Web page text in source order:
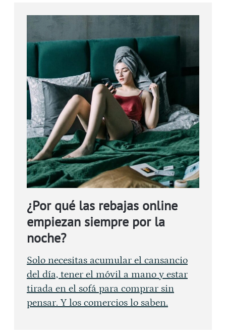
¿Por qué las rebajas online
empiezan siempre por la
noche?
Solo necesitas acumular el cansancio
del día, tener el móvil a mano y estar
tirada en el sofá para comprar sin
pensar. Y los comercios lo saben.